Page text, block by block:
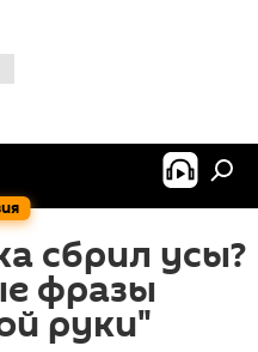
сбрил усы?
фразы
руки"